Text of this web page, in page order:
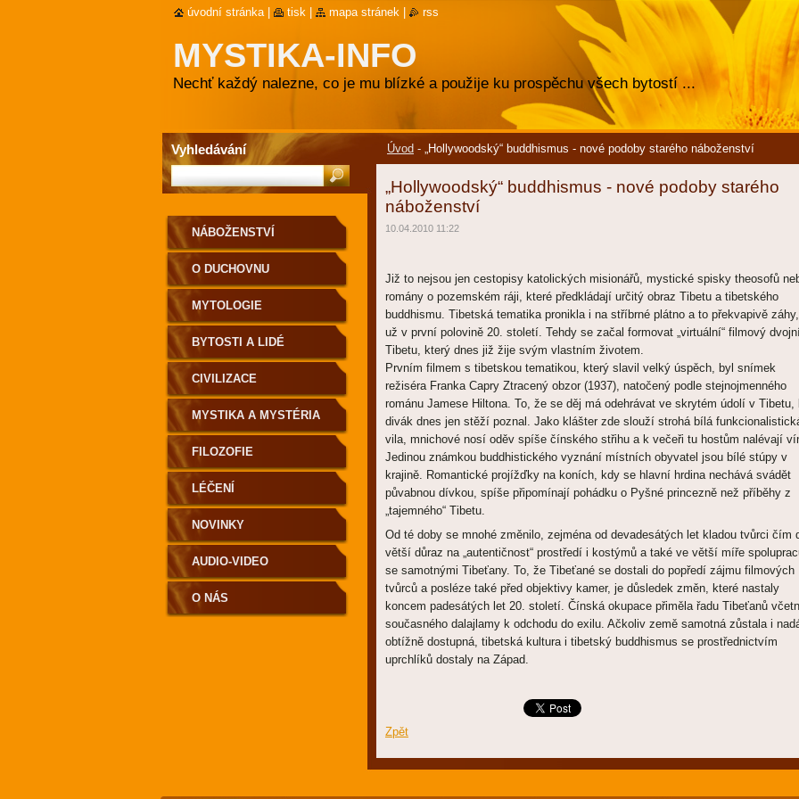
MYSTIKA-INFO
Nechť každý nalezne, co je mu blízké a použije ku prospěchu všech bytostí ...
Úvod - „Hollywoodský“ buddhismus - nové podoby starého náboženství
„Hollywoodský“ buddhismus - nové podoby starého
náboženství
10.04.2010 11:22
Již to nejsou jen cestopisy katolických misionářů, mystické spisky theosofů
romány o pozemském ráji, které předkládají určitý obraz Tibetu a tibetského
buddhismu. Tibetská tematika pronikla i na stříbrné plátno a to překvapivě záhy,
už v první polovině 20. století. Tehdy se začal formovat „virtuální“ filmový
Tibetu, který dnes již žije svým vlastním životem.
Prvním filmem s tibetskou tematikou, který slavil velký úspěch, byl snímek
režiséra Franka Capry Ztracený obzor (1937), natočený podle stejnojmenného
románu Jamese Hiltona. To, že se děj má odehrávat ve skrytém údolí v Tibetu,
divák dnes jen stěží poznal. Jako klášter zde slouží strohá bílá
vila, mnichové nosí oděv spíše čínského střihu a k večeři tu hostům nalévají
Jedinou známkou buddhistického vyznání místních obyvatel jsou bílé stúpy v
krajině. Romantické projížďky na koních, kdy se hlavní hrdina nechává svádět
půvabnou dívkou, spíše připomínají pohádku o Pyšné princezně než příběhy z
„tajemného“ Tibetu.
Od té doby se mnohé změnilo, zejména od devadesátých let kladou tvůrci čím
větší důraz na „autentičnost“ prostředí i kostýmů a také ve větší míře
se samotnými Tibeťany. To, že Tibeťané se dostali do popředí zájmu filmových
tvůrců a posléze také před objektivy kamer, je důsledek změn, které nastaly
koncem padesátých let 20. století. Čínská okupace přiměla řadu Tibeťanů
současného dalajlamy k odchodu do exilu. Ačkoliv země samotná zůstala i
obtížně dostupná, tibetská kultura i tibetský buddhismus se prostřednictvím
uprchlíků dostaly na Západ.
Zpět
NÁBOŽENSTVÍ
O DUCHOVNU
MYTOLOGIE
BYTOSTI A LIDÉ
CIVILIZACE
MYSTIKA A MYSTÉRIA
FILOZOFIE
LÉČENÍ
NOVINKY
AUDIO-VIDEO
O NÁS
Vyhledávání
úvodní stránka tisk mapa stránek rss